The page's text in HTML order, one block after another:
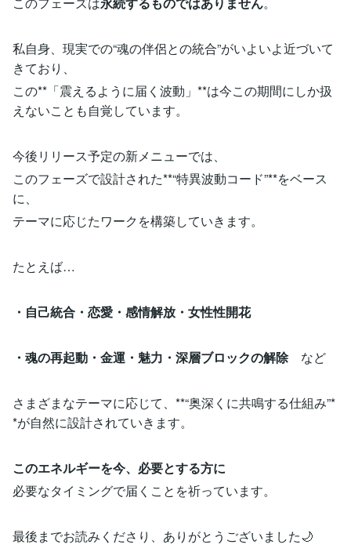
私自身、現実での“魂の伴侶との統合”がいよいよ近づいて
きており、
この**「震えるように届く波動」**は今この期間にしか扱
えないことも自覚しています。
今後リリース予定の新メニューでは、
このフェーズで設計された**“特異波動コード”**をベース
に、
テーマに応じたワークを構築していきます。
たとえば…
・自己統合・恋愛・感情解放・女性性開花
・魂の再起動・金運・魅力・深層ブロックの解除など
さまざまなテーマに応じて、**“奥深くに共鳴する仕組み”*
*が自然に設計されていきます。
このエネルギーを今、必要とする方に
必要なタイミングで届くことを祈っています。
最後までお読みくださり、ありがとうございました🌙